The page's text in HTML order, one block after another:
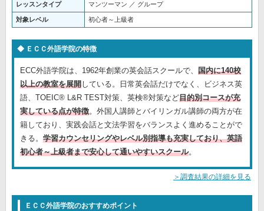
レッスンタイプ マンツーマン ／ グループ
対象レベル 初心者～上級者
ＥＣＣ外語学院の特徴
ECC外語学院は、1962年創業の英会話スクールで、 国内に140校
以上の教室を展開している。日常英会話だけでなく、ビジネス英
語、TOEIC® L&R TEST対策、英検®対策など目的別コースが充
実している点が特徴。外国人講師とバイリンガル講師の両方が在
籍しており、実践会話と文法学習をバランスよく進めることがで
きる。 学習カウンセリングやレベル別指導も充実しており、英語
初心者～上級者まで安心して通いやすいスクール。
＞調査結果の詳細を見る
ＥＣＣ外語学院のおすすめポイント